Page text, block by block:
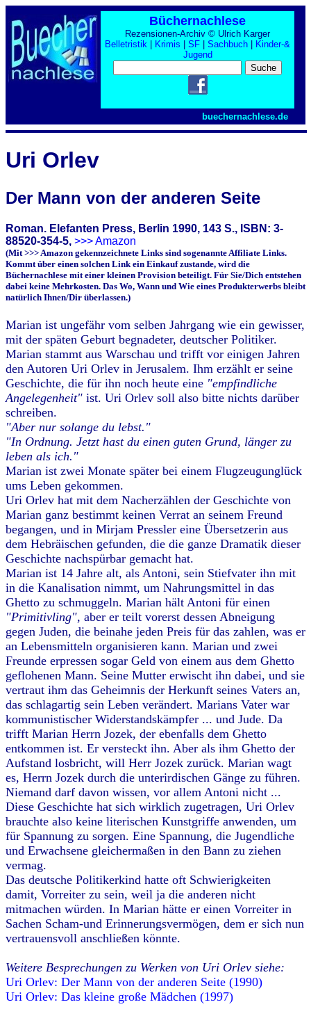
Büchernachlese
Rezensionen-Archiv © Ulrich Karger
Belletristik
Krimis SF Sachbuch
Kinder-&
Jugend
buechernachlese.de
Uri Orlev
Der Mann von der anderen Seite
Roman. Elefanten Press, Berlin 1990, 143 S., ISBN: 3-
88520-354-5, >>> Amazon
(Mit >>> Amazon gekennzeichnete Links sind sogenannte Affiliate Links.
Kommt über einen solchen Link ein Einkauf zustande, wird die
Büchernachlese mit einer kleinen Provision beteiligt. Für Sie/Dich entstehen
dabei keine Mehrkosten. Das Wo, Wann und Wie eines Produkterwerbs bleibt
natürlich Ihnen/Dir überlassen.)
Marian ist ungefähr vom selben Jahrgang wie ein gewisser,
mit der späten Geburt begnadeter, deutscher Politiker.
Marian stammt aus Warschau und trifft vor einigen Jahren
den Autoren Uri Orlev in Jerusalem. Ihm erzählt er seine
Geschichte, die für ihn noch heute eine "empfindliche
Angelegenheit" ist. Uri Orlev soll also bitte nichts darüber
schreiben.
"Aber nur solange du lebst."
"In Ordnung. Jetzt hast du einen guten Grund, länger zu
leben als ich."
Marian ist zwei Monate später bei einem Flugzeugunglück
ums Leben gekommen.
Uri Orlev hat mit dem Nacherzählen der Geschichte von
Marian ganz bestimmt keinen Verrat an seinem Freund
begangen, und in Mirjam Pressler eine Übersetzerin aus
dem Hebräischen gefunden, die die ganze Dramatik dieser
Geschichte nachspürbar gemacht hat.
Marian ist 14 Jahre alt, als Antoni, sein Stiefvater ihn mit
in die Kanalisation nimmt, um Nahrungsmittel in das
Ghetto zu schmuggeln. Marian hält Antoni für einen
"Primitivling", aber er teilt vorerst dessen Abneigung
gegen Juden, die beinahe jeden Preis für das zahlen, was er
an Lebensmitteln organisieren kann. Marian und zwei
Freunde erpressen sogar Geld von einem aus dem Ghetto
geflohenen Mann. Seine Mutter erwischt ihn dabei, und sie
vertraut ihm das Geheimnis der Herkunft seines Vaters an,
das schlagartig sein Leben verändert. Marians Vater war
kommunistischer Widerstandskämpfer ... und Jude. Da
trifft Marian Herrn Jozek, der ebenfalls dem Ghetto
entkommen ist. Er versteckt ihn. Aber als ihm Ghetto der
Aufstand losbricht, will Herr Jozek zurück. Marian wagt
es, Herrn Jozek durch die unterirdischen Gänge zu führen.
Niemand darf davon wissen, vor allem Antoni nicht ...
Diese Geschichte hat sich wirklich zugetragen, Uri Orlev
brauchte also keine literischen Kunstgriffe anwenden, um
für Spannung zu sorgen. Eine Spannung, die Jugendliche
und Erwachsene gleichermaßen in den Bann zu ziehen
vermag.
Das deutsche Politikerkind hatte oft Schwierigkeiten
damit, Vorreiter zu sein, weil ja die anderen nicht
mitmachen würden. In Marian hätte er einen Vorreiter in
Sachen Scham-und Erinnerungsvermögen, dem er sich nun
vertrauensvoll anschließen könnte.
Weitere Besprechungen zu Werken von Uri Orlev siehe:
Uri Orlev: Der Mann von der anderen Seite (1990)
Uri Orlev: Das kleine große Mädchen (1997)